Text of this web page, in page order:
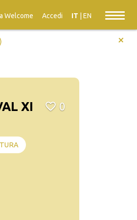
Welcome Accedi IT EN
+
XI
0